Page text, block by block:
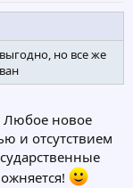
но все же
Любое новое
и отсутствием